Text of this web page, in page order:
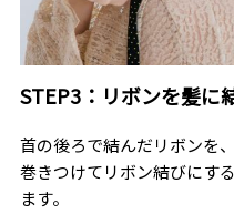
STEP3：リボンを髪に
首の後ろで結んだリボンを
巻きつけてリボン結びにす
ます。